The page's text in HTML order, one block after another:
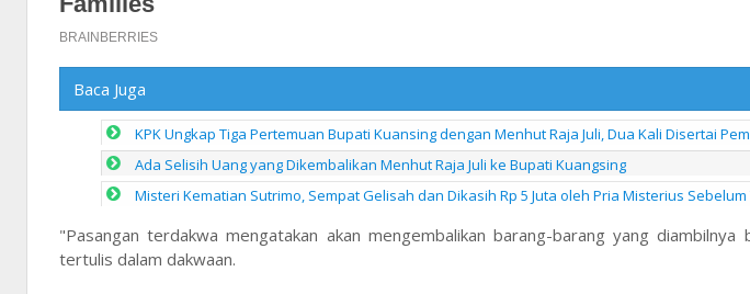
Baca Juga
KPK Ungkap Tiga Pertemuan Bupati Kuansing dengan Menhut Raja Juli, Dua Kali Disertai
Ada Selisih Uang yang Dikembalikan Menhut Raja Juli ke Bupati Kuangsing
Misteri Kematian Sutrimo, Sempat Gelisah dan Dikasih Rp 5 Juta oleh Pria Misterius Sebelum
"Pasangan terdakwa mengatakan akan mengembalikan barang-barang yang diambilnya
tertulis dalam dakwaan.